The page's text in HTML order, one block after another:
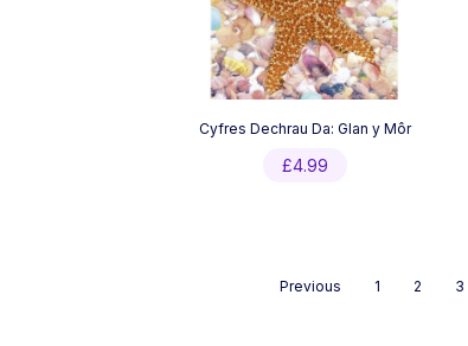
Cyfres Dechrau Da: Glan y Môr
£4.99
Previous 1 2 3